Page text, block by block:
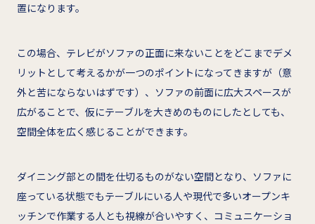
置になります。
この場合、テレビがソファの正面に来ないことをどこまでデメ
リットとして考えるかが一つのポイントになってきますが（意
外と苦にならないはずです）、ソファの前面に広大スペースが
広がることで、仮にテーブルを大きめのものにしたとしても、
空間全体を広く感じることができます。
ダイニング部との間を仕切るものがない空間となり、ソファに
座っている状態でもテーブルにいる人や現代で多いオープンキ
ッチンで作業する人とも視線が合いやすく、コミュニケーショ